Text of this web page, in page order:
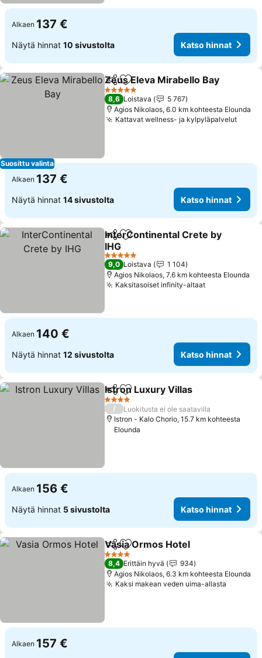
Alkaen 137 €
Näytä hinnat 10 sivustolta Katso hinnat
Suosittu valinta
Jaa Lisää suosikkeihin
Zeus Eleva Mirabello Bay
5 Tähtiluokitus
8,6 Loistava
5 767
Agios Nikolaos, 6.0 km kohteesta Elounda
Kattavat wellness- ja kylpyläpalvelut
Alkaen 137 €
Näytä hinnat 14 sivustolta Katso hinnat
Jaa Lisää suosikkeihin
InterContinental Crete by
IHG
5 Tähtiluokitus
9,0 Loistava
1 104
Agios Nikolaos, 7.6 km kohteesta Elounda
Kaksitasoiset infinity-altaat
Alkaen 140 €
Näytä hinnat 12 sivustolta Katso hinnat
Jaa Lisää suosikkeihin
Istron Luxury Villas
4 Tähtiluokitus
/
Luokitusta ei ole saatavilla
Istron - Kalo Chorio, 15.7 km kohteesta
Elounda
Alkaen 156 €
Näytä hinnat 5 sivustolta Katso hinnat
Jaa Lisää suosikkeihin
Vasia Ormos Hotel
4 Tähtiluokitus
8,4 Erittäin hyvä
934
Agios Nikolaos, 6.3 km kohteesta Elounda
Kaksi makean veden uima-allasta
Alkaen 157 €